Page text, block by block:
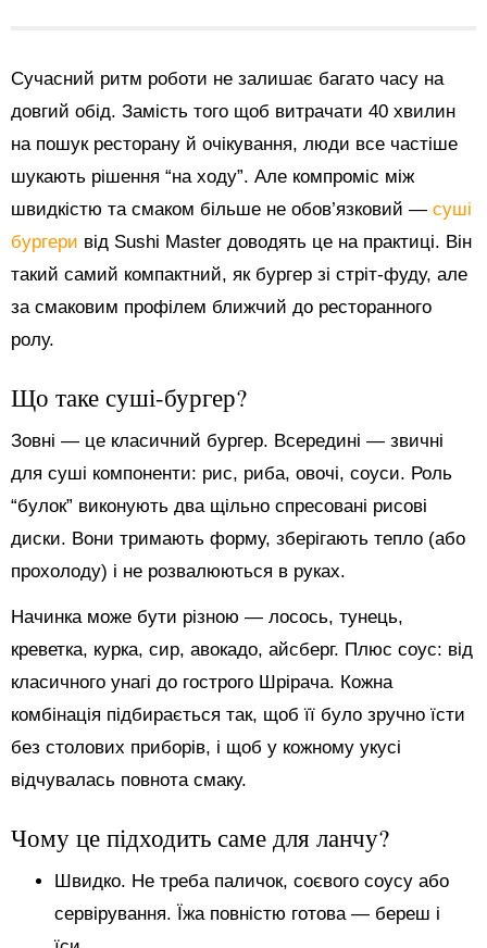
Сучасний ритм роботи не залишає багато часу на
довгий обід. Замість того щоб витрачати 40 хвилин
на пошук ресторану й очікування, люди все частіше
шукають рішення “на ходу”. Але компроміс між
швидкістю та смаком більше не обов’язковий — суші
бургери від Sushi Master доводять це на практиці. Він
такий самий компактний, як бургер зі стріт-фуду, але
за смаковим профілем ближчий до ресторанного
ролу.
Що таке суші-бургер?
Зовні — це класичний бургер. Всередині — звичні
для суші компоненти: рис, риба, овочі, соуси. Роль
“булок” виконують два щільно спресовані рисові
диски. Вони тримають форму, зберігають тепло (або
прохолоду) і не розвалюються в руках.
Начинка може бути різною — лосось, тунець,
креветка, курка, сир, авокадо, айсберг. Плюс соус: від
класичного унагі до гострого Шрірача. Кожна
комбінація підбирається так, щоб її було зручно їсти
без столових приборів, і щоб у кожному укусі
відчувалась повнота смаку.
Чому це підходить саме для ланчу?
Швидко. Не треба паличок, соєвого соусу або
сервірування. Їжа повністю готова — береш і